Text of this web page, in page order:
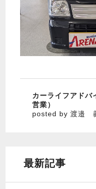
カーライフアドバ
営業）
posted by 渡邉
最新記事